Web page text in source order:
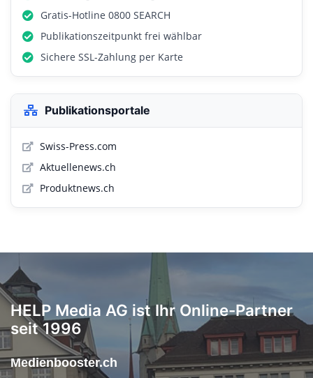
Gratis-Hotline 0800 SEARCH
Publikationszeitpunkt frei wählbar
Sichere SSL-Zahlung per Karte
Publikationsportale
Swiss-Press.com
Aktuellenews.ch
Produktnews.ch
HELP Media AG ist Ihr Online-Partner
seit 1996
Medienbooster.ch